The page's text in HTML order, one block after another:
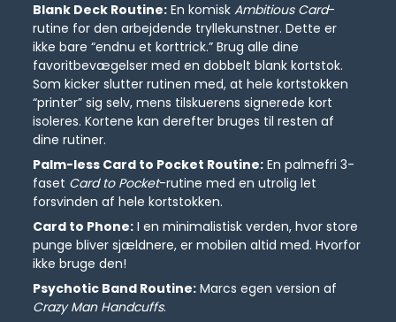
Blank Deck Routine: En komiskAmbitious Card-
rutine for den arbejdende tryllekunstner. Dette er
ikke bare “endnu et korttrick.” Brug alle dine
favoritbevægelser med en dobbelt blank kortstok.
Som kicker slutter rutinen med, at hele kortstokken
“printer” sig selv, mens tilskuerens signerede kort
isoleres. Kortene kan derefter bruges til resten af
dine rutiner.
Palm-less Card to Pocket Routine: En palmefri 3-
faset Card to Pocket-rutine med en utrolig let
forsvinden af hele kortstokken.
Card to Phone: I en minimalistisk verden, hvor store
punge bliver sjældnere, er mobilen altid med. Hvorfor
ikke bruge den!
Psychotic Band Routine: Marcs egen version af
Crazy Man Handcuffs.